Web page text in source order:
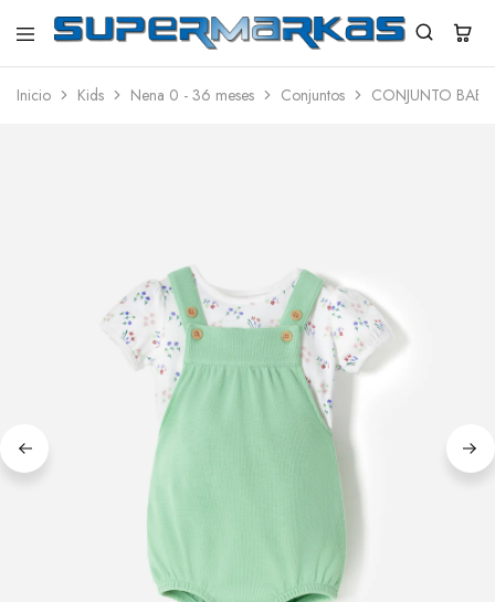
SuperMarkas
Ropa
con
Inicio Kids Nena 0 - 36 meses Conjuntos CONJUNTO